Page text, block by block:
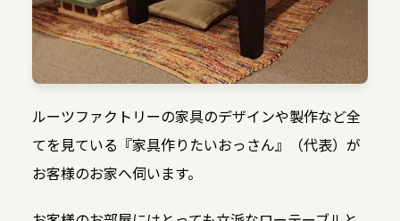
ルーツファクトリーの家具のデザインや製作など全
てを見ている『家具作りたいおっさん』（代表）が
お客様のお家へ伺います。